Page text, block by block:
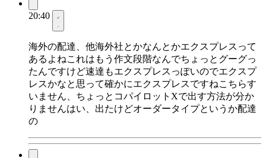
20:40
海外の配達、他海外社とかなんとかエクスプレスって
あるよねこれはもう作文段階なんでちょっとグーグっ
たんですけど速達もエクスプレスっぽいのでエクスプ
レスかなと思って確かにエクスプレスですねこちらす
いません、ちょっとコパイロットXで出す方法が分か
りませんはい、出たけどオーダータイプというか配達
の